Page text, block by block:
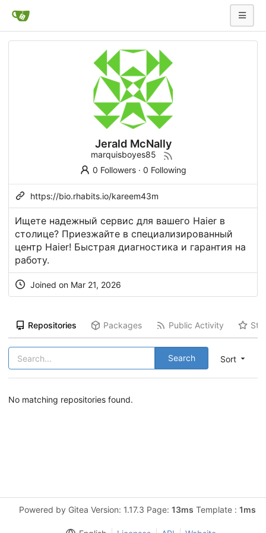
Jerald McNally
marquisboyes85
0 Followers· 0 Following
https://bio.rhabits.io/kareem43m
Ищете надежный сервис для вашего Haier в
столице? Приезжайте в специализированный
центр Haier! Быстрая диагностика и гарантия на
работу.
Joined on Mar 21, 2026
Repositories Packages Public Activity
Sort
Search
No matching repositories found.
Powered by Gitea Version: 1.17.3 Page: 13ms Template : 1ms